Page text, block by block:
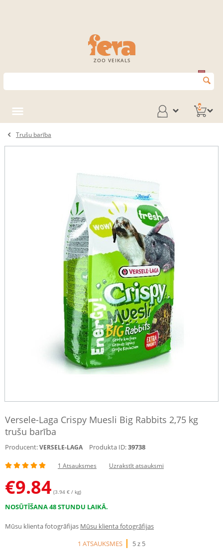
ZOO VEIKALS
0
Trušu barība
Versele-Laga Crispy Muesli Big Rabbits 2,75 kg
trušu barība
Producent:VERSELE-LAGA Produkta ID:39738
1 Atsauksmes Uzrakstīt atsauksmi
€9.84 (3.94 € / kg)
NOSŪTĪŠANA 48 STUNDU LAIKĀ.
Mūsu klienta fotogrāfijas Mūsu klienta fotogrāfijas
1 ATSAUKSMES
5 z 5